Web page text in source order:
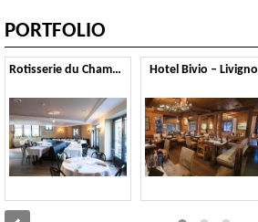
PORTFOLIO
Rotisserie du Chambertin – Gevrey Chambertin Hotel Bivio – Livigno